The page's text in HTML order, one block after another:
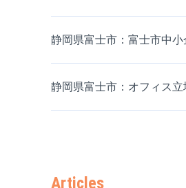
静岡県富士市：富士市中
静岡県富士市：オフィス